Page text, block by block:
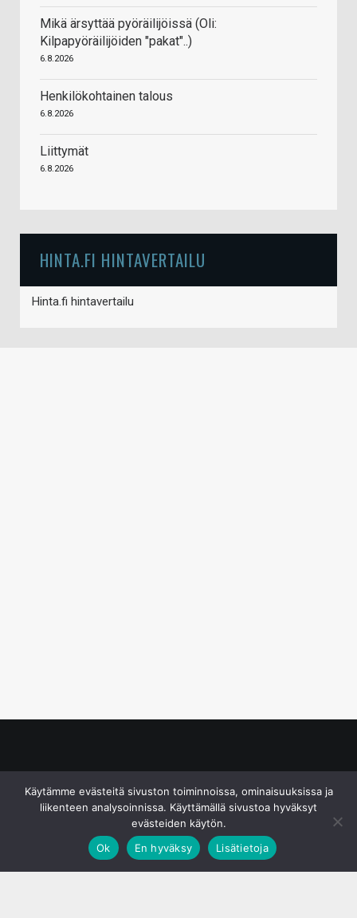
Mikä ärsyttää pyöräilijöissä (Oli:
Kilpapyöräilijöiden "pakat"..)
6.8.2026
Henkilökohtainen talous
6.8.2026
Liittymät
6.8.2026
HINTA.FI HINTAVERTAILU
Hinta.fi hintavertailu
Käytämme evästeitä sivuston toiminnoissa, ominaisuuksissa ja
liikenteen analysoinnissa. Käyttämällä sivustoa hyväksyt
evästeiden käytön.
Ok
En hyväksy Lisätietoja